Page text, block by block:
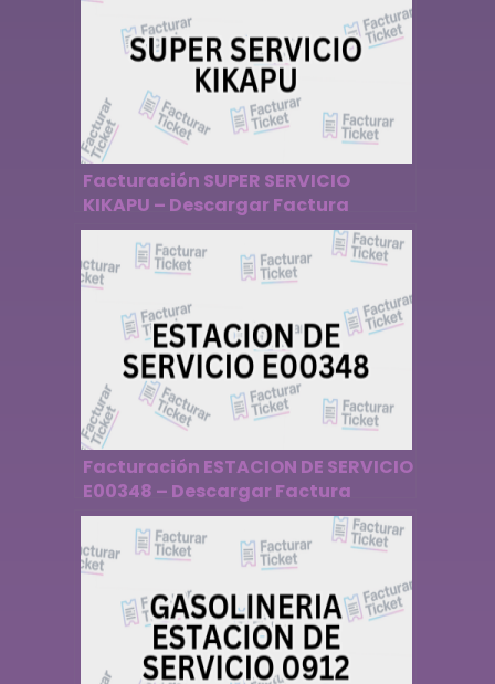
Facturación SUPER SERVICIO
KIKAPU – Descargar Factura
Facturación ESTACION DE SERVICIO
E00348 – Descargar Factura